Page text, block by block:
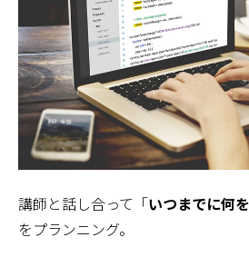
講師と話し合って「いつまでに何
をプランニング。